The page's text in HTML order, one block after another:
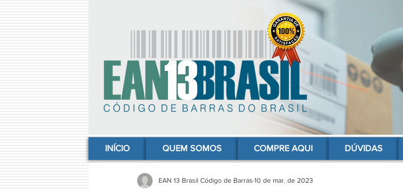
comprar codigo de barras, comprar código de barras, adquirir código de barras, código de barras online, código de barras para produtos, gs1, código brasileiro, ean 13 universal, código de barras barato
INÍCIO QUEM SOMOS COMPRE AQUI DÚVIDAS
EAN 13 Brasil Código de Barras 10 de mar. de 2023